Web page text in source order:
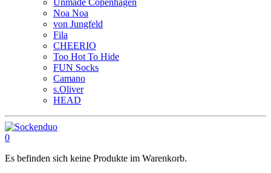
Unmade Copenhagen
Noa Noa
von Jungfeld
Fila
CHEERIO
Too Hot To Hide
FUN Socks
Camano
s.Oliver
HEAD
0
Es befinden sich keine Produkte im Warenkorb.